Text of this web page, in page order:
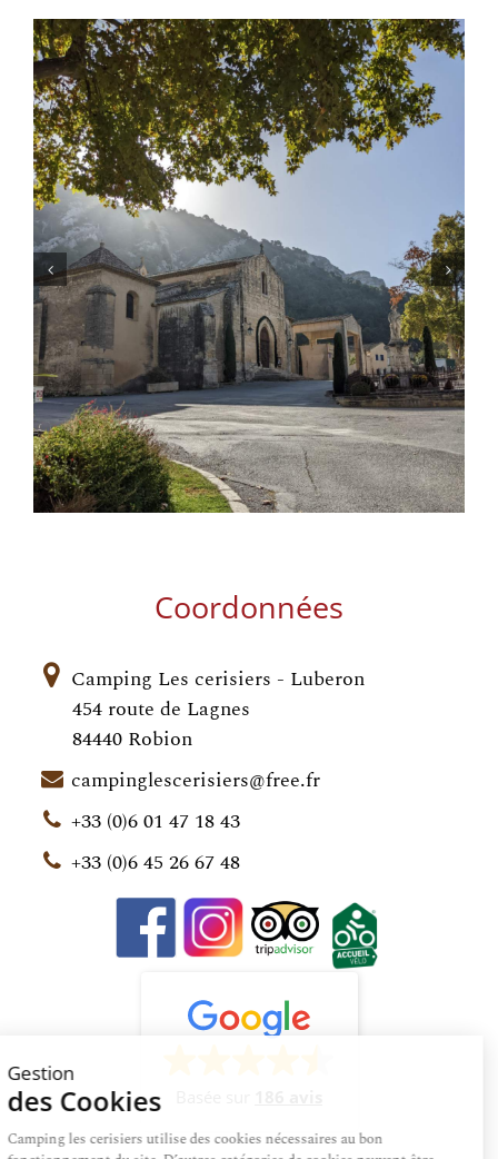
Lacoste
Coordonnées
Camping Les cerisiers - Luberon
454 route de Lagnes
84440 Robion
campinglescerisiers@free.fr
+33 (0)6 01 47 18 43
+33 (0)6 45 26 67 48
Gestion
des Cookies
Camping les cerisiers utilise des cookies nécessaires au bon